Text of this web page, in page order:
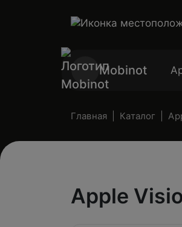
Mobinot
Главная Каталог
Apple